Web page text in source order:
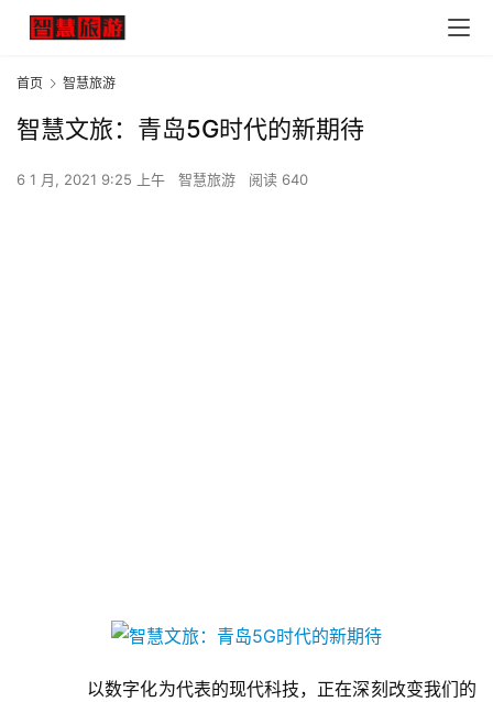
首页 智慧旅游
智慧文旅：青岛5G时代的新期待
6 1 月, 2021 9:25 上午 智慧旅游 阅读 640
以数字化为代表的现代科技，正在深刻改变我们的